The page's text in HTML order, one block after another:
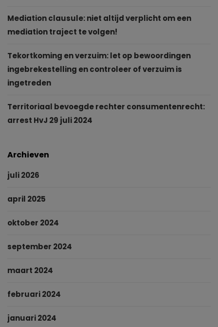
Mediation clausule: niet altijd verplicht om een
mediation traject te volgen!
Tekortkoming en verzuim: let op bewoordingen
ingebrekestelling en controleer of verzuim is
ingetreden
Territoriaal bevoegde rechter consumentenrecht:
arrest HvJ 29 juli 2024
Archieven
juli 2026
april 2025
oktober 2024
september 2024
maart 2024
februari 2024
januari 2024